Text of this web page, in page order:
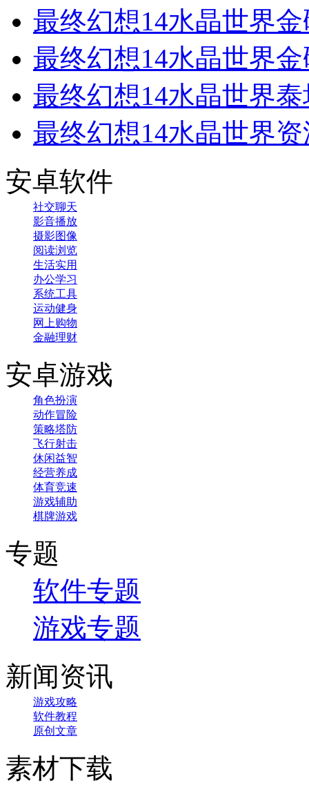
最终幻想14水晶世界
最终幻想14水晶世界
最终幻想14水晶世界
最终幻想14水晶世界
安卓软件
社交聊天
影音播放
摄影图像
阅读浏览
生活实用
办公学习
系统工具
运动健身
网上购物
金融理财
安卓游戏
角色扮演
动作冒险
策略塔防
飞行射击
休闲益智
经营养成
体育竞速
游戏辅助
棋牌游戏
专题
软件专题
游戏专题
新闻资讯
游戏攻略
软件教程
原创文章
素材下载